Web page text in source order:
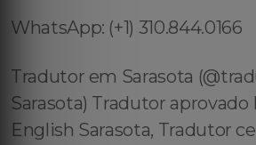
WhatsApp: (+1) 310.844.0166
Tradutor em Sarasota
Sarasota) Tradutor
English Sarasota, Tradutor